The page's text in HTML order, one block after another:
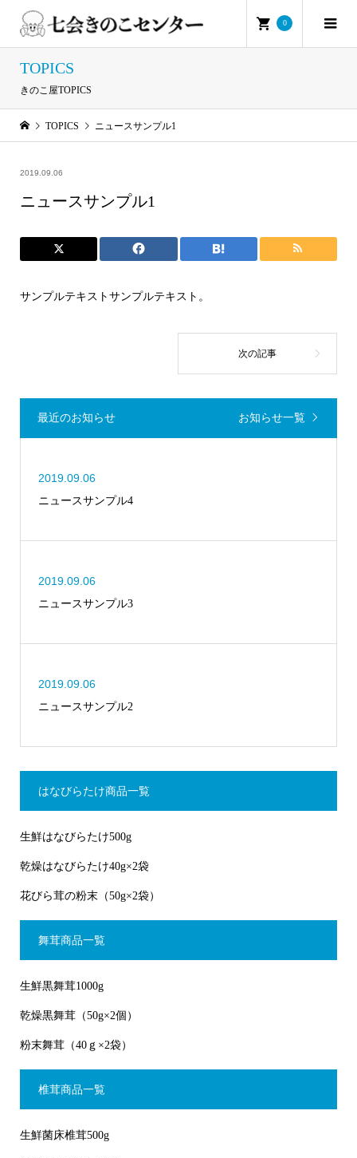
0
TOPICS
きのこ屋TOPICS
TOPICS ニュースサンプル1
2019.09.06
ニュースサンプル1
サンプルテキストサンプルテキスト。
最近のお知らせ お知らせ一覧
2019.09.06
ニュースサンプル4
2019.09.06
ニュースサンプル3
2019.09.06
ニュースサンプル2
はなびらたけ商品一覧
生鮮はなびらたけ500g
乾燥はなびらたけ40g×2袋
花びら茸の粉末（50g×2袋）
舞茸商品一覧
生鮮黒舞茸1000g
乾燥黒舞茸（50g×2個）
粉末舞茸（40ｇ×2袋）
椎茸商品一覧
生鮮菌床椎茸500g